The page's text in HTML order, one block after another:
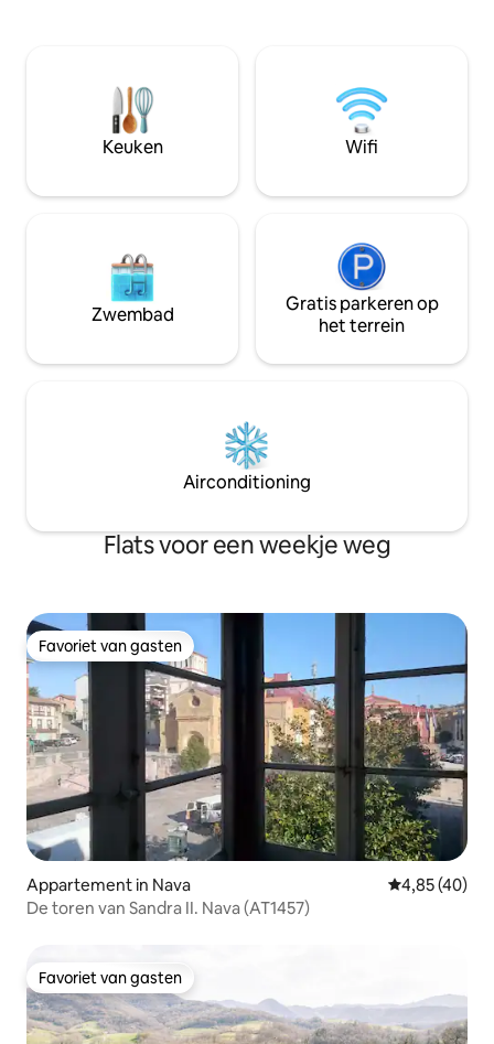
op de vallei, een eigen terras met een
prachtig uitzicht en een eigen ingang. Je
kunt ook gebruik maken van de
grote tuin. Houd er rekening mee dat de
magnetron. Als je niet zonder kunt, is dit
misschien niet de perfecte plek voor je
verblijf. Het telefoonsignaal en de wifi
werken perfect en zijn vrij
manier om het lawaai te ontdekken en
Asturias-dorp buiten de gebaande
paden. Het pand is ideaal voor mensen
die weg willen van het lawaai en de
drukte, omdat het vrij geïsoleerd is en
voorzieningen heeft. De
dichtstbijzijnde voorzieningen zijn een
restaurants, apotheek, tankstation, enz.
op 20 minuten rijden.
Asturië in het
bijzonder binnen
Keuken Wifi
Zwembad
Gratis parkeren op
het terrein
Airconditioning
Flats voor een weekje weg
Favoriet van gasten
Favoriet van gasten
Appartement in Nava Gemiddelde
4,85 (40)
De toren van Sandra II. Nava (AT1457)
Favoriet van gasten
Favoriet van gasten